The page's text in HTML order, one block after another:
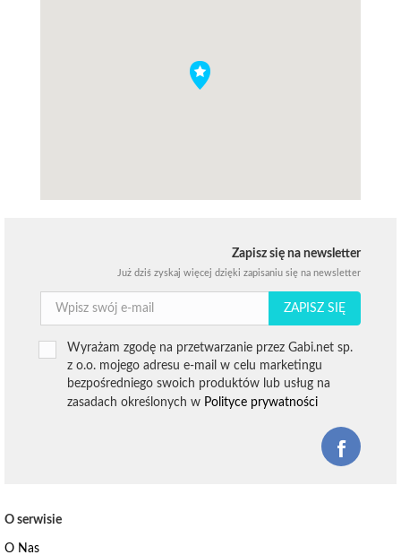
Zapisz się na newsletter
Już dziś zyskaj więcej dzięki zapisaniu się na newsletter
ZAPISZ SIĘ
Wyrażam zgodę na przetwarzanie przez Gabi.net sp.
z o.o. mojego adresu e-mail w celu marketingu
bezpośredniego swoich produktów lub usług na
zasadach określonych w Polityce prywatności
O serwisie
O Nas